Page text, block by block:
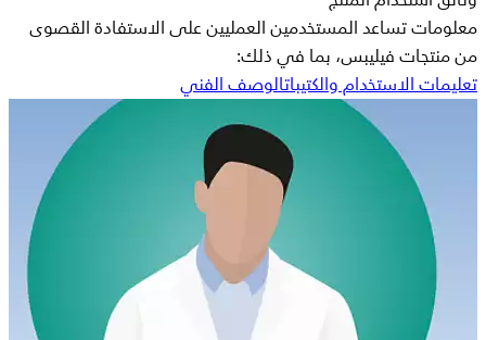
معلومات تساعد المستخدمين العمليين على الاستفادة القصوى
من منتجات فيليبس، بما في ذلك:
تعليمات الاستخدام والكتيباتالوصف الفني